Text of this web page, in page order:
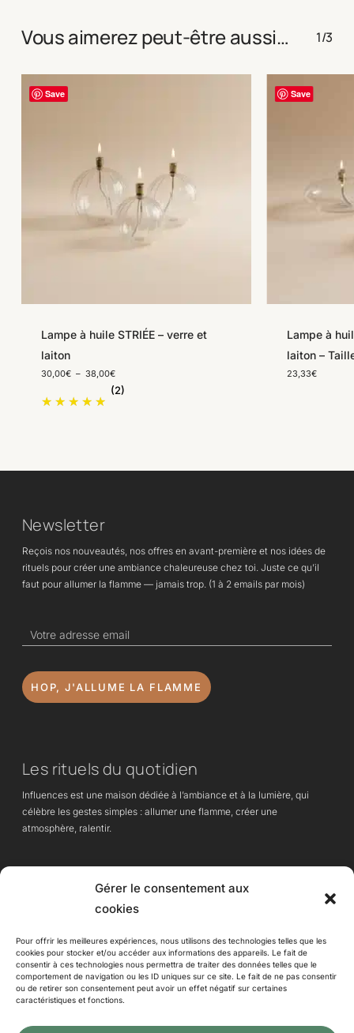
Gérer le consentement aux
cookies
Pour offrir les meilleures expériences, nous utilisons des technologies telles que les
cookies pour stocker et/ou accéder aux informations des appareils. Le fait de
consentir à ces technologies nous permettra de traiter des données telles que le
comportement de navigation ou les ID uniques sur ce site. Le fait de ne pas consentir
ou de retirer son consentement peut avoir un effet négatif sur certaines
caractéristiques et fonctions.Votre panier est vide.
Vous aimerez peut-être aussi… 1/3
Save
Lampe à huile STRIÉE – verre et
laiton
30,00€ – 38,00€Plage
de
prix :
(2)
Save
Lampe à
laiton –
23,33€
Newsletter
Reçois nos nouveautés, nos offres en avant-première et nos idées de
rituels pour créer une ambiance chaleureuse chez toi. Juste ce qu’il
faut pour allumer la flamme — jamais trop. (1 à 2 emails par mois)
HOP, J'ALLUME LA FLAMME
Les rituels du quotidien
Influences est une maison dédiée à l’ambiance et à la lumière, qui
célèbre les gestes simples : allumer une flamme, créer une
atmosphère, ralentir.
Des lampes à huile et objets essentiels, pensés pour apporter chaleur,
Influences
contact@influenceslyon.fr